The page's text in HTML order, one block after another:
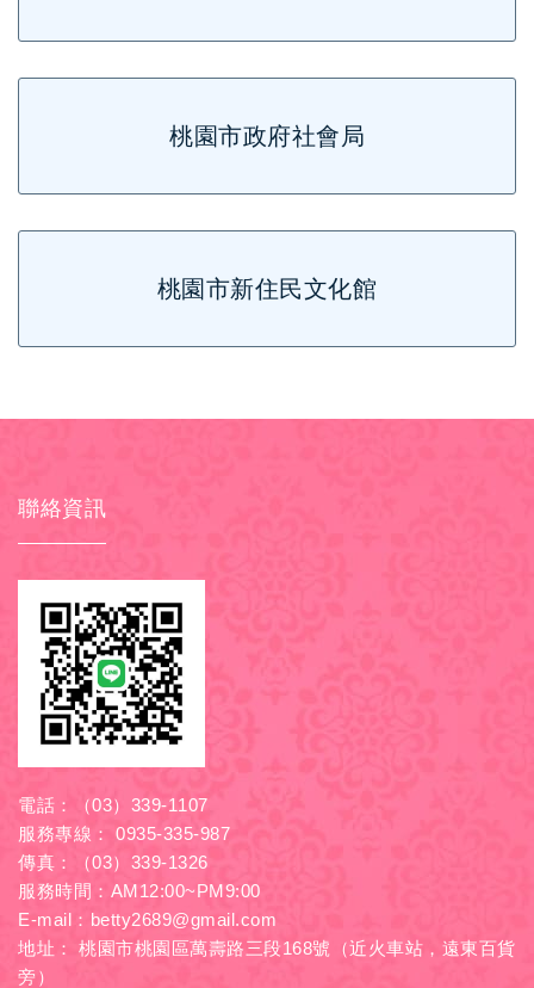
桃園市政府社會局
桃園市新住民文化館
聯絡資訊
電話：
（03）339-1107
服務專線：
0935-335-987
傳真：（03）339-1326
服務時間：AM12:00~PM9:00
E-mail： betty2689@gmail.com
地址： 桃園市桃園區萬壽路三段168號（近火車站，遠東百貨
旁）